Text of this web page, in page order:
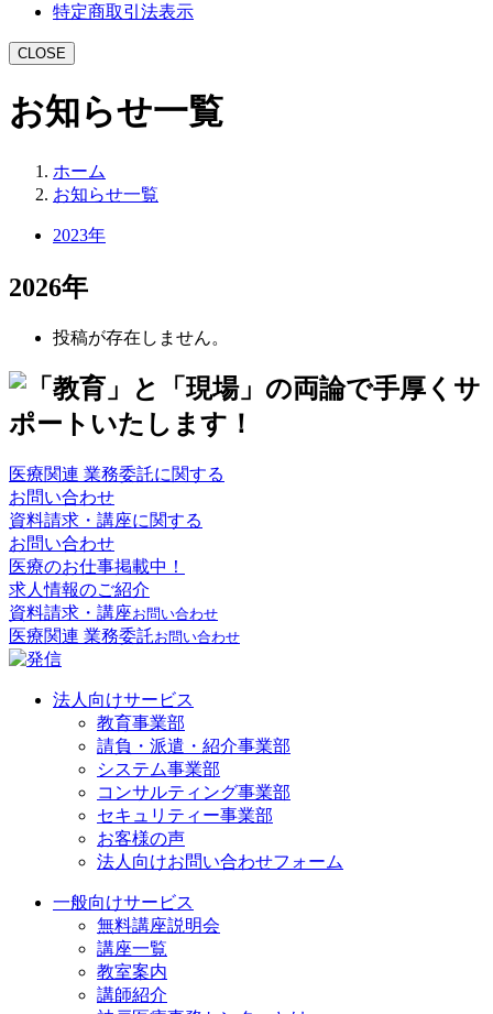
特定商取引法表示
CLOSE
お知らせ一覧
ホーム
お知らせ一覧
2023年
2026年
投稿が存在しません。
医療関連 業務委託に関する
お問い合わせ
資料請求・講座に関する
お問い合わせ
医療のお仕事掲載中！
求人情報のご紹介
資料請求・講座お問い合わせ
医療関連 業務委託お問い合わせ
法人向けサービス
教育事業部
請負・派遣・紹介事業部
システム事業部
コンサルティング事業部
セキュリティー事業部
お客様の声
法人向けお問い合わせフォーム
一般向けサービス
無料講座説明会
講座一覧
教室案内
講師紹介